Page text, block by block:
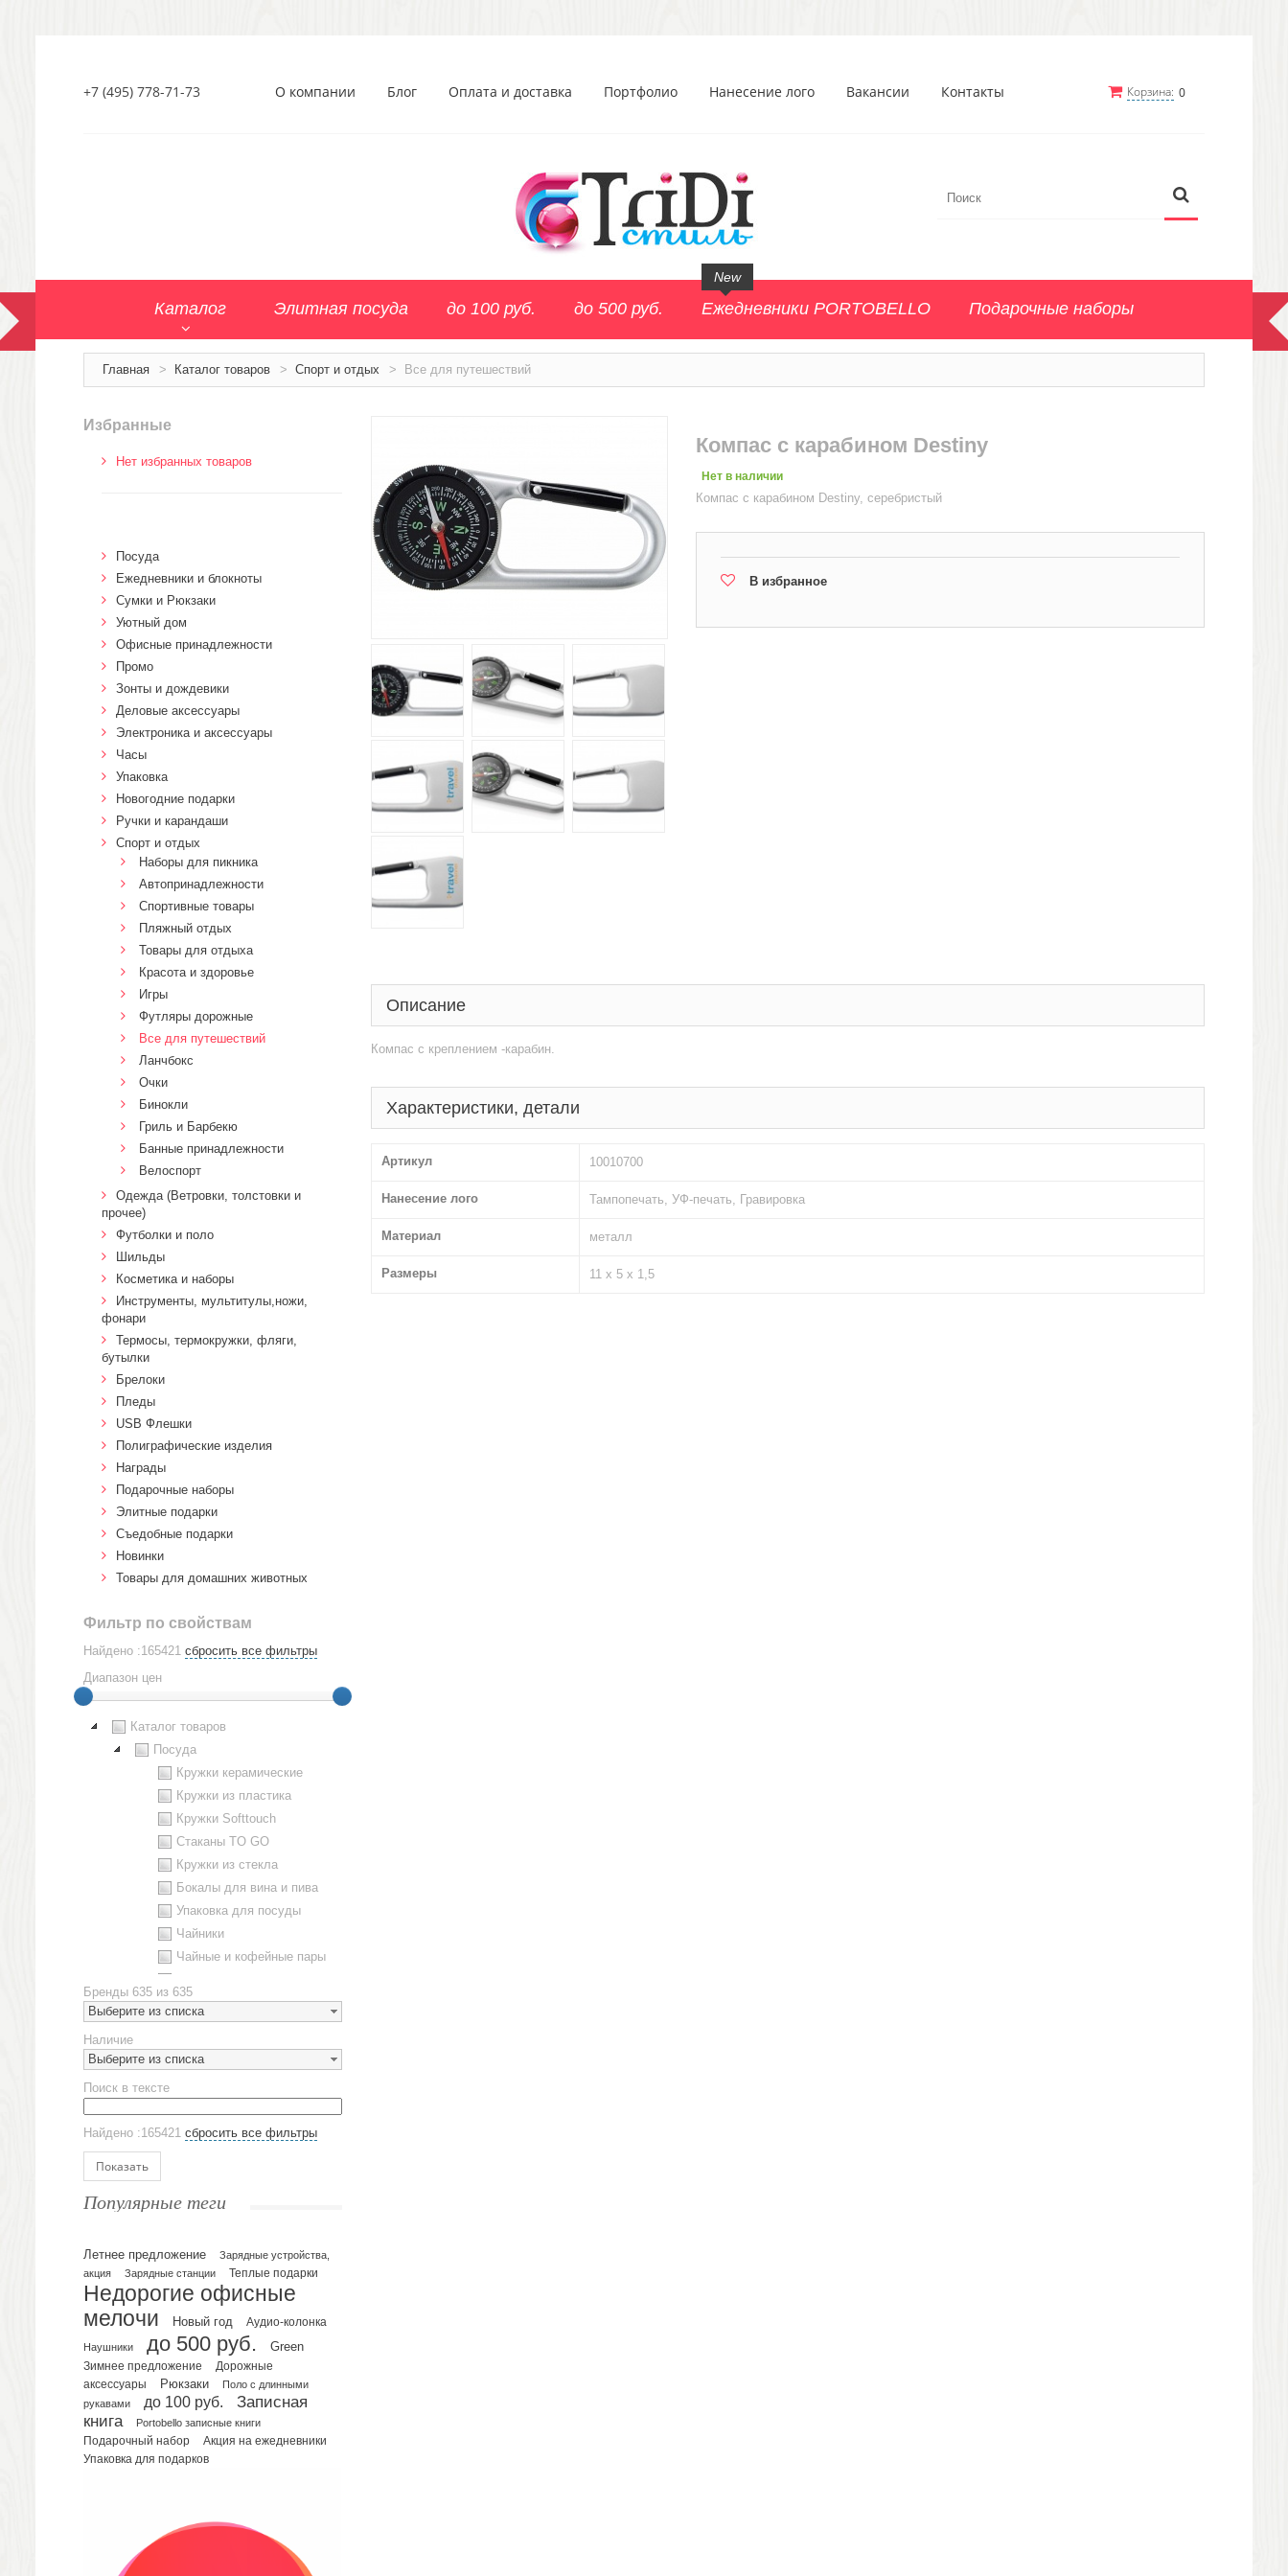
Корзина: 0
+7 (495) 778-71-73 О компании Блог Оплата и доставка Портфолио Нанесение лого Вакансии Контакты
Каталог Элитная посуда до 100 руб. до 500 руб. Ежедневники PORTOBELLO
New
Подарочные наборы
Главная > Каталог товаров > Спорт и отдых > Все для путешествий
Компас с карабином Destiny
Нет в наличии
Компас с карабином Destiny, серебристый
В избранное
Описание
Компас с креплением -карабин.
Характеристики, детали
Артикул 10010700
Нанесение лого Тампопечать, УФ-печать, Гравировка
Материал металл
Размеры 11 х 5 х 1,5
Избранные
Нет избранных товаров
Посуда
Ежедневники и блокноты
Сумки и Рюкзаки
Уютный дом
Офисные принадлежности
Промо
Зонты и дождевики
Деловые аксессуары
Электроника и аксессуары
Часы
Упаковка
Новогодние подарки
Ручки и карандаши
Спорт и отдых
Наборы для пикника
Автопринадлежности
Спортивные товары
Пляжный отдых
Товары для отдыха
Красота и здоровье
Игры
Футляры дорожные
Все для путешествий
Ланчбокс
Очки
Бинокли
Гриль и Барбекю
Банные принадлежности
Велоспорт
Одежда (Ветровки, толстовки и
прочее)
Футболки и поло
Шильды
Косметика и наборы
Инструменты, мультитулы,ножи,
фонари
Термосы, термокружки, фляги,
бутылки
Брелоки
Пледы
USB Флешки
Полиграфические изделия
Награды
Подарочные наборы
Элитные подарки
Cъедобные подарки
Новинки
Товары для домашних животных
Фильтр по свойствам
Найдено :165421 сбросить все фильтры
Диапазон цен
Каталог товаров
Посуда
Кружки керамические
Кружки из пластика
Кружки Softtouch
Стаканы TO GO
Кружки из стекла
Бокалы для вина и пива
Упаковка для посуды
Чайники
Чайные и кофейные пары
Наборы посуды
Предметы сервировки
Стаканы
Эко кружки
ЕВРОПОСУДА
Аксессуары
Ежедневники и блокноты
Датированные ежедневники
Планинги и телефонные книжки
Планинги датированные
Планинги недатированные
Телефонные книжки
Еженедельники
Органайзер на ежедневник
Сумки и Рюкзаки
Рюкзаки
Конференц-сумки
Несессеры и косметички
Бренды 635 из 635
Выберите из списка
Наличие
Выберите из списка
Поиск в тексте
Найдено :165421 сбросить все фильтры
Показать
Популярные теги
Летнее предложение
Зарядные устройства,
акция
Зарядные станции Теплые подарки
Недорогие офисные
мелочи
Новый год Аудио-колонка
Наушники до 500 руб. Green
Зимнее предложение
Дорожные
аксессуары
Рюкзаки
Поло с длинными
рукавами
до 100 руб.
Записная
книга
Portobello записные книги
Подарочный набор Акция на ежедневники
Упаковка для подарков